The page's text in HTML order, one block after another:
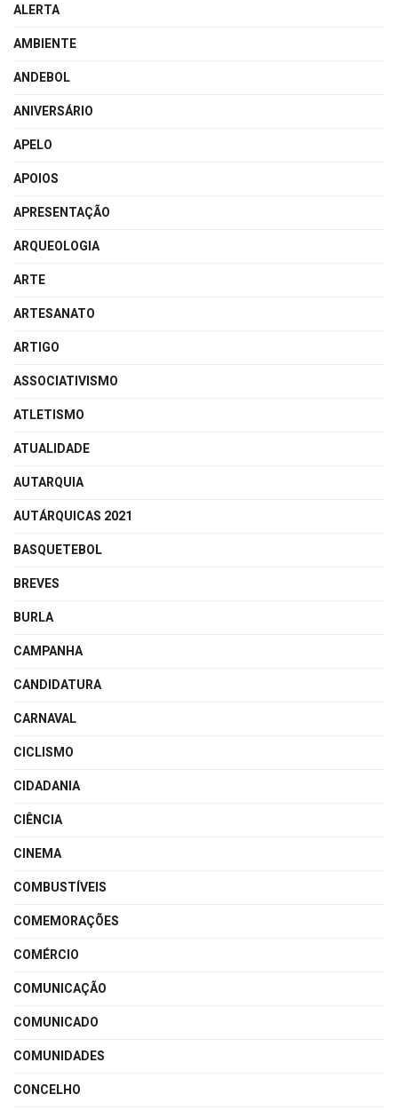
ALERTA
AMBIENTE
ANDEBOL
ANIVERSÁRIO
APELO
APOIOS
APRESENTAÇÃO
ARQUEOLOGIA
ARTE
ARTESANATO
ARTIGO
ASSOCIATIVISMO
ATLETISMO
ATUALIDADE
AUTARQUIA
AUTÁRQUICAS 2021
BASQUETEBOL
BREVES
BURLA
CAMPANHA
CANDIDATURA
CARNAVAL
CICLISMO
CIDADANIA
CIÊNCIA
CINEMA
COMBUSTÍVEIS
COMEMORAÇÕES
COMÉRCIO
COMUNICAÇÃO
COMUNICADO
COMUNIDADES
CONCELHO